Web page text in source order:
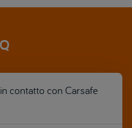
contatto con Carsafe